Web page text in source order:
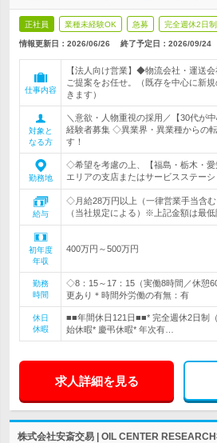
正社員 業種未経験OK 急募 完全週休2日制
情報更新日：2026/06/26 終了予定日： 2026/09/24
仕事内容
【法人向け営業】◆物流会社・運送
ご提案をお任せ。（既存を中心に新
きます）
対象と
なる方
＼意欲・人物重視の採用／【30代が
経験者募集 ◇異業界・異業種からの
す！
勤務地
◇希望を考慮の上、【福島・栃木・
エリアの支店またはサービスステーシ
給与
◇月給28万円以上（一律営業手当含
（当社規定による）※上記金額は最
初年度
年収
400万円～500万円
勤務
時間
◇8：15～17：15（実働8時間／休憩
更あり＊時間外労働の有無：有
休日
休暇
■■年間休日121日■■* 完全週休2日制
始休暇* 慶弔休暇* 年次有…
求人詳細を見る
株式会社安斎交易 | OIL CENTER